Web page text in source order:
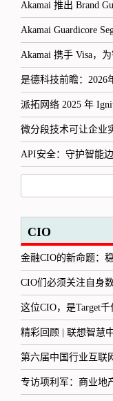
Akamai 推出 Brand
Akamai Guardicore
Akamai 携手 Visa，
是德科技前瞻：2026
派拓网络 2025 年
微分段技术可让企业
API安全：守护智能
CIO
金融CIO的新命题：
CIO们必须关注自身
这位CIO，是Target
精彩回顾 | 联想智慧
第六届中国行业互联
专访项利军：商业地